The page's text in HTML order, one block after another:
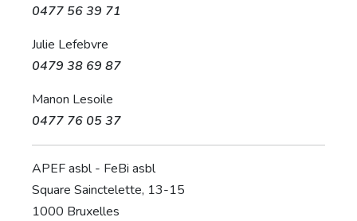
0477 56 39 71
Julie Lefebvre
0479 38 69 87
Manon Lesoile
0477 76 05 37
APEF asbl - FeBi asbl
Square Sainctelette, 13-15
1000 Bruxelles